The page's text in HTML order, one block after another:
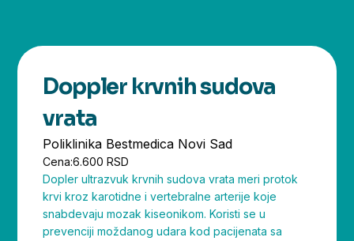
Doppler krvnih sudova
vrata
Poliklinika Bestmedica Novi Sad
Cena:6.600 RSD
Dopler ultrazvuk krvnih sudova vrata meri protok
krvi kroz karotidne i vertebralne arterije koje
snabdevaju mozak kiseonikom. Koristi se u
prevenciji moždanog udara kod pacijenata sa